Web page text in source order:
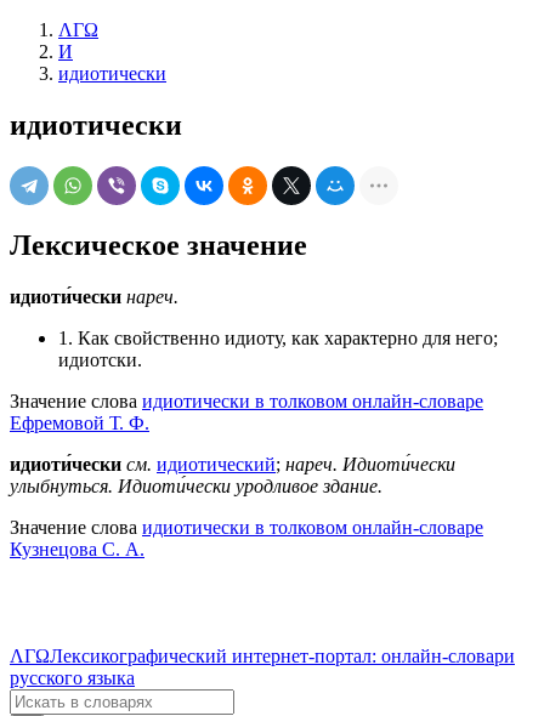
ΛΓΩ
И
идиотически
идиотически
Лексическое значение
идиоти́чески нареч.
1. Как свойственно идиоту, как характерно для него;
идиотски.
Значение слова идиотически в толковом онлайн-словаре
Ефремовой Т. Ф.
идиоти́чески см. идиотический; нареч. Идиоти́чески
улыбнуться. Идиоти́чески уродливое здание.
Значение слова идиотически в толковом онлайн-словаре
Кузнецова С. А.
ΛΓΩЛексикографический интернет-портал: онлайн-словари
русского языка